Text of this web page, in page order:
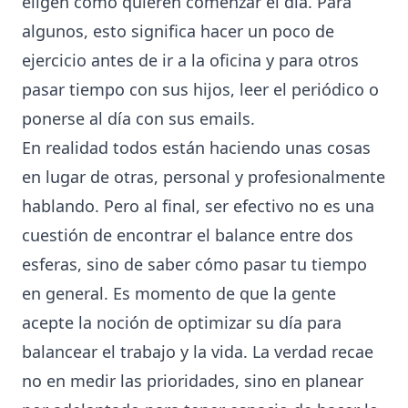
algunos, esto significa hacer un poco de
ejercicio antes de ir a la oficina y para otros
pasar tiempo con sus hijos, leer el periódico o
ponerse al día con sus emails.
En realidad todos están haciendo unas cosas
en lugar de otras, personal y profesionalmente
hablando. Pero al final, ser efectivo no es una
cuestión de encontrar el balance entre dos
esferas, sino de saber cómo pasar tu tiempo
en general. Es momento de que la gente
acepte la noción de optimizar su día para
balancear el trabajo y la vida. La verdad recae
no en medir las prioridades, sino en planear